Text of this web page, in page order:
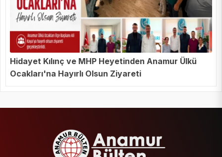
Hidayet Kılınç ve MHP Heyetinden Anamur Ülkü
Ocakları'na Hayırlı Olsun Ziyareti